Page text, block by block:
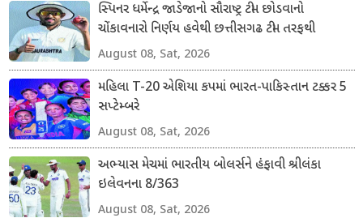
સ્પિનર ધર્મેન્દ્ર જાડેજાનો સૌરાષ્ટ્ર ટીમ છોડવાનો
ચોંકાવનારો નિર્ણય હવેથી છત્તીસગઢ ટીમ તરફથી
ડોમેસ્ટિક ક્રિકેટ રમશે
August 08, Sat, 2026
મહિલા T-20 એશિયા કપમાં ભારત-પાકિસ્તાન ટક્કર 5
સપ્ટેમ્બરે
August 08, Sat, 2026
અભ્યાસ મેચમાં ભારતીય બોલર્સને હંફાવી શ્રીલંકા
ઇલેવનના 8/363
August 08, Sat, 2026